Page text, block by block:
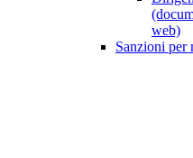
web)
Sanzioni per